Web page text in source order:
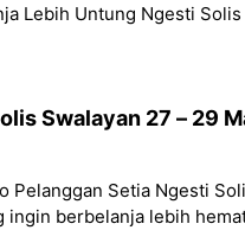
Lebih Untung Ngesti Solis
Swalayan 27 – 29
Pelanggan Setia Ngesti
ingin berbelanja lebih